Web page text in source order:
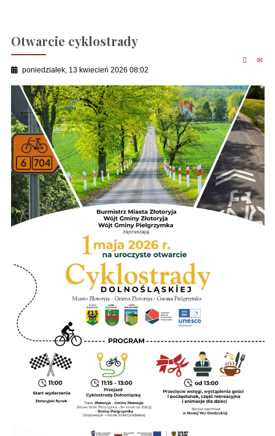
Otwarcie cyklostrady
poniedziałek, 13 kwiecień 2026 08:02